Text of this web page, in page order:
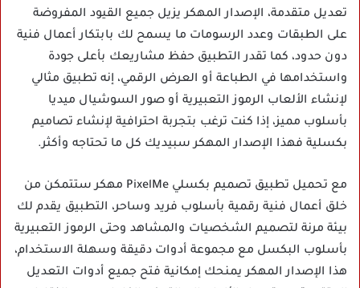
تعديل متقدمة، الإصدار المهكر يزيل جميع القيود المفروضة
على الطبقات وعدد الرسومات ما يسمح لك بابتكار أعمال فنية
دون حدود، كما تقدر التطبيق حفظ مشاريعك بأعلى جودة
واستخدامها في الطباعة أو العرض الرقمي، إنه تطبيق مثالي
لإنشاء الألعاب الرموز التعبيرية أو صور السوشيال ميديا
بأسلوب مميز، إذا كنت ترغب بتجربة احترافية لإنشاء تصاميم
بكسلية فهذا الإصدار المهكر سبيديك كل ما تحتاجه وأكثر.
مع تحميل تطبيق تصميم بكسلي PixelMe مهكر ستتمكن من
خلق أعمال فنية رقمية بأسلوب فريد وساحر، التطبيق يقدم لك
بيئة مرنة لتصميم الشخصيات والمشاهد وحتى الرموز التعبيرية
بأسلوب البكسل مع مجموعة أدوات دقيقة وسهلة الاستخدام،
هذا الإصدار المهكر يمنحك إمكانية فتح جميع أدوات التعديل